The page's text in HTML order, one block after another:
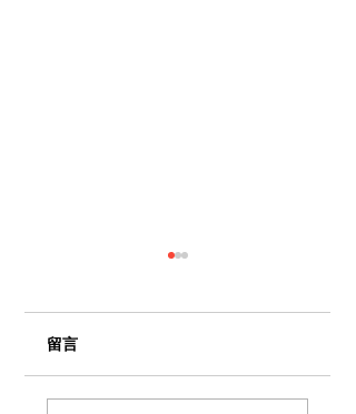
外星人與UFO事件的
留言